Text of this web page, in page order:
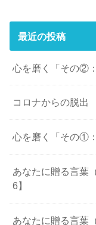
最近の投稿
心を磨く「その②
コロナからの脱出
心を磨く「その①
あなたに贈る言葉
6】
あなたに贈る言葉